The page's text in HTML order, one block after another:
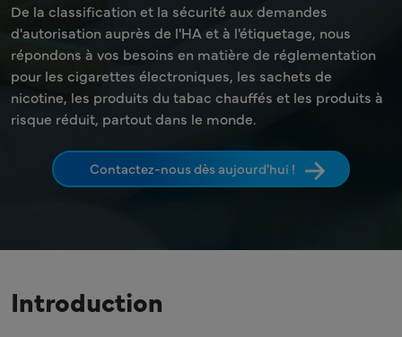
De la classification et la sécurité aux demandes
d'autorisation auprès de l'HA et à l'étiquetage, nous
répondons à vos besoins en matière de réglementation
pour les cigarettes électroniques, les sachets de
nicotine, les produits du tabac chauffés et les produits à
risque réduit, partout dans le monde.
Contactez-nous dès aujourd'hui !
Introduction